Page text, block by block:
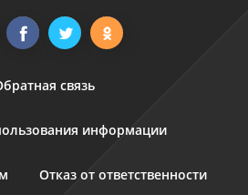
связь
информации
Отказ от ответственности